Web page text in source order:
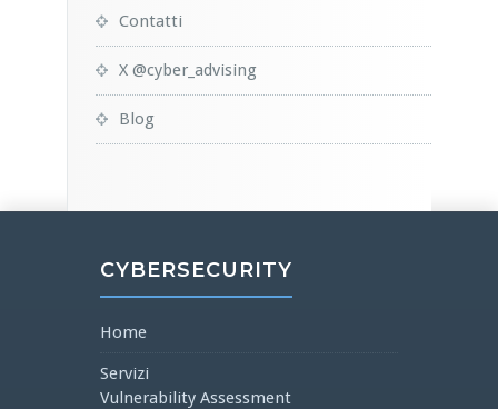
Contatti
X @cyber_advising
Blog
CYBERSECURITY
Home
Servizi
Vulnerability Assessment